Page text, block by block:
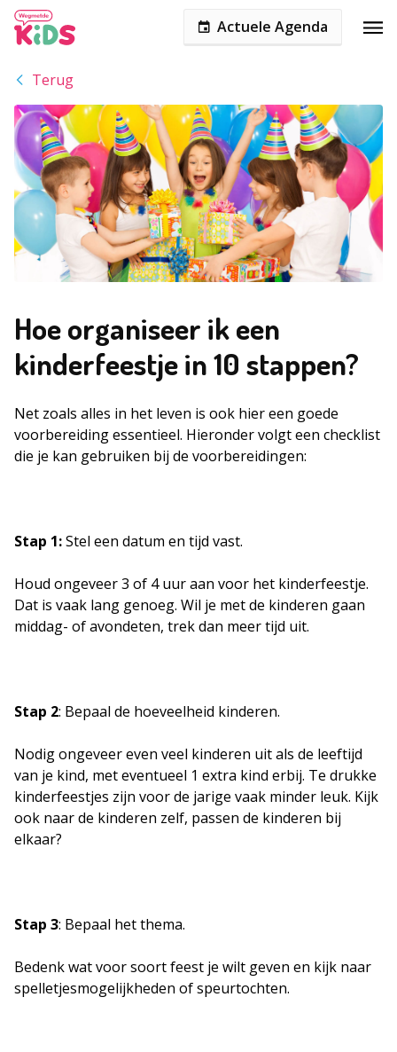
Actuele Agenda
Terug
Hoe organiseer ik een
kinderfeestje in 10 stappen?
Net zoals alles in het leven is ook hier een goede
voorbereiding essentieel. Hieronder volgt een checklist
die je kan gebruiken bij de voorbereidingen:
Stap 1:Stel een datum en tijd vast.
Houd ongeveer 3 of 4 uur aan voor het kinderfeestje.
Dat is vaak lang genoeg. Wil je met de kinderen gaan
middag- of avondeten, trek dan meer tijd uit.
Stap 2: Bepaal de hoeveelheid kinderen.
Nodig ongeveer even veel kinderen uit als de leeftijd
van je kind, met eventueel 1 extra kind erbij. Te drukke
kinderfeestjes zijn voor de jarige vaak minder leuk. Kijk
ook naar de kinderen zelf, passen de kinderen bij
elkaar?
Stap 3: Bepaal het thema.
Bedenk wat voor soort feest je wilt geven en kijk naar
spelletjesmogelijkheden of speurtochten.